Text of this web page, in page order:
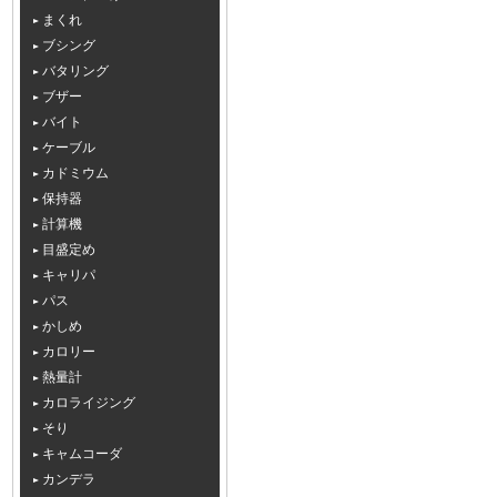
まくれ
ブシング
バタリング
ブザー
バイト
ケーブル
カドミウム
保持器
計算機
目盛定め
キャリパ
パス
かしめ
カロリー
熱量計
カロライジング
そり
キャムコーダ
カンデラ